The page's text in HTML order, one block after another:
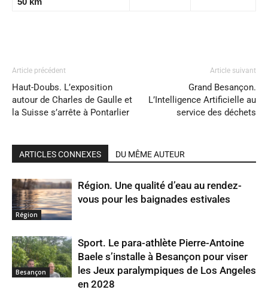
Article précédent
Haut-Doubs. L’exposition
autour de Charles de Gaulle et
la Suisse s’arrête à Pontarlier
Article suivant
Grand Besançon.
L’Intelligence Artificielle au
service des déchets
ARTICLES CONNEXES DU MÊME AUTEUR
Région
Région. Une qualité d’eau au rendez-
vous pour les baignades estivales
Besançon
Sport. Le para-athlète Pierre-Antoine
Baele s’installe à Besançon pour viser
les Jeux paralympiques de Los Angeles
en 2028